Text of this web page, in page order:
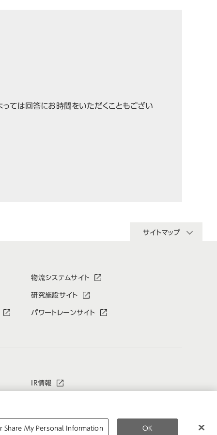
ては回答にお時間をいただくこともござい
サイトマップ
物流システムサイト
研究施設サイト
パワートレーンサイト
IR情報
Share My Personal Information OK